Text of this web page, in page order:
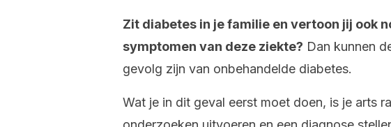
Zit diabetes in je familie en vertoon jij ook
symptomen van deze ziekte? Dan kunnen
gevolg zijn van onbehandelde diabetes.
Wat je in dit geval eerst moet doen, is je arts